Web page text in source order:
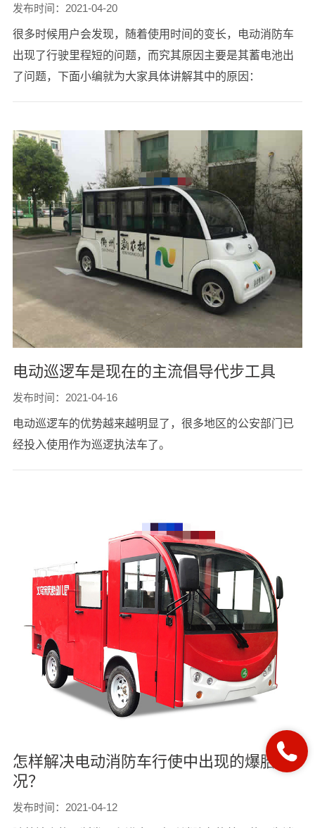
发布时间：2021-04-20
很多时候用户会发现，随着使用时间的变长，电动消防车
出现了行驶里程短的问题，而究其原因主要是其蓄电池出
了问题，下面小编就为大家具体讲解其中的原因：
电动巡逻车是现在的主流倡导代步工具
发布时间：2021-04-16
电动巡逻车的优势越来越明显了，很多地区的公安部门已
经投入使用作为巡逻执法车了。
怎样解决电动消防车行使中出现的爆胎情
况？
发布时间：2021-04-12